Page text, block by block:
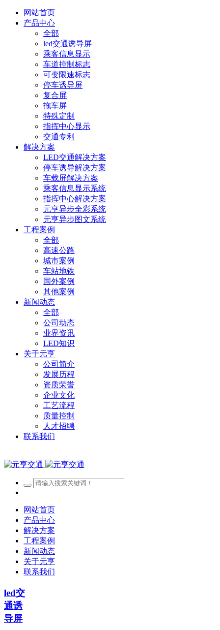
网站首页
产品中心
全部
led交通诱导屏
乘客信息显示
车道控制标志
可变限速标志
停车诱导屏
复合屏
拖车屏
特殊定制
指挥中心显示
交通专利
解决方案
LED交通解决方案
停车诱导解决方案
车载屏解决方案
乘客信息显示系统
指挥中心解决方案
元亨异步全彩系统
元亨异步图文系统
工程案例
全部
高速公路
城市案例
车站地铁
国外案例
其他案例
新闻动态
全部
公司动态
业界资讯
LED知识
关于元亨
公司简介
发展历程
资质荣誉
企业文化
工艺流程
质量控制
人才招聘
联系我们
网站首页
产品中心
解决方案
工程案例
新闻动态
关于元亨
联系我们
led交
通诱
导屏